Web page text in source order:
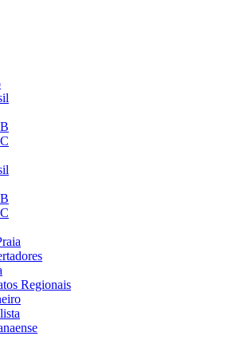
Regionais